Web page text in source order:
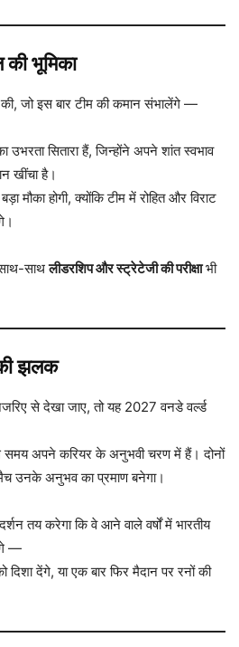
भूमिका
जो इस बार टीम की कमान संभालेंगे —
सितारा हैं, जिन्होंने अपने शांत स्वभाव
खींचा है।
मौका होगी, क्योंकि टीम में रोहित और विराट
साथ-साथलीडरशिप और स्ट्रेटेजी की परीक्षाभी
झलक
से देखा जाए, तो यह 2027 वनडे वर्ल्ड
समय अपने करियर के अनुभवी चरण में हैं। दोनों
उनके अनुभव का प्रमाण बनेगा।
तय करेगा कि वे आने वाले वर्षों में भारतीय
—
दिशा देंगे, या एक बार फिर मैदान पर रनों की